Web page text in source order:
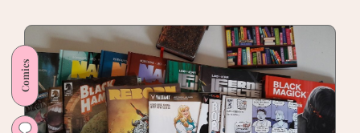
Comics